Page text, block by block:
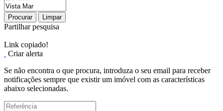
Procurar Limpar
Partilhar pesquisa
Link copiado!
Criar alerta
Se não encontra o que procura, introduza o seu email para receber
notificações sempre que existir um imóvel com as características
abaixo selecionadas.